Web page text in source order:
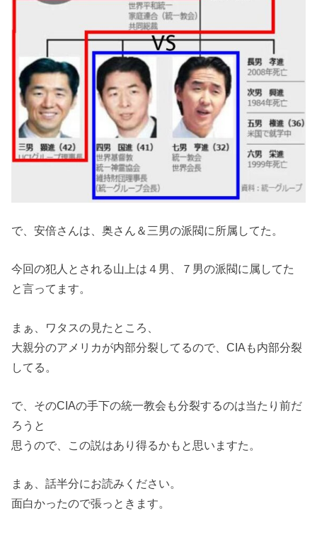
で、安倍さんは、奥さん＆三男の派閥に所属してた。
今回の犯人とされる山上は４男、７男の派閥に属してた
と言ってます。
まぁ、ワタスの見たところ、
大親分のアメリカが内部分裂してるので、CIAも内部分裂
してる。
で、そのCIAの手下の統一教会も分裂するのは当たり前だ
ろうと
思うので、この説はあり得るかもと思いますた。
まぁ、話半分にお読みください。
面白かったので張っときます。